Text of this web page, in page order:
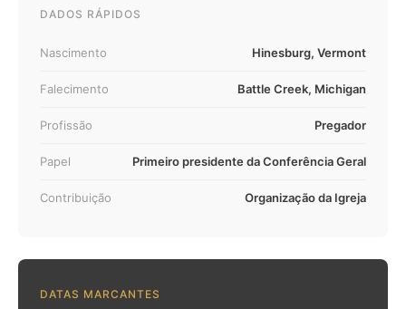
DADOS RÁPIDOS
Nascimento Hinesburg, Vermont
Falecimento Battle Creek, Michigan
Profissão Pregador
Papel Primeiro presidente da Conferência Geral
Contribuição Organização da Igreja
DATAS MARCANTES